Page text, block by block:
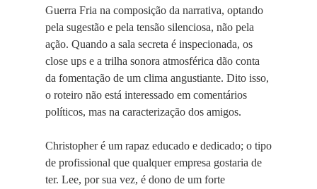
Guerra Fria na composição da narrativa, optando
pela sugestão e pela tensão silenciosa, não pela
ação. Quando a sala secreta é inspecionada, os
close ups e a trilha sonora atmosférica dão conta
da fomentação de um clima angustiante. Dito isso,
o roteiro não está interessado em comentários
políticos, mas na caracterização dos amigos.
Christopher é um rapaz educado e dedicado; o tipo
de profissional que qualquer empresa gostaria de
ter. Lee, por sua vez, é dono de um forte